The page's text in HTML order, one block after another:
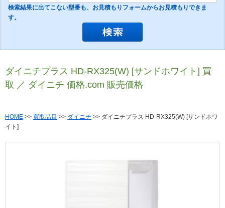
検索結果に出てこない型番も、お見積もりフォームからお見積もりできま
す。
ダイニチプラス HD-RX325(W) [サンドホワイト] 買
取 ／ ダイニチ 価格.com 販売価格
HOME >> 買取品目 >> ダイニチ >> ダイニチプラス HD-RX325(W) [サンドホワ
イト]